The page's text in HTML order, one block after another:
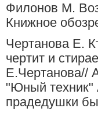
Филонов М.
Книжное
Чертанова Е.
чертит и
Е.Чертанова//
"Юный
прадедушки